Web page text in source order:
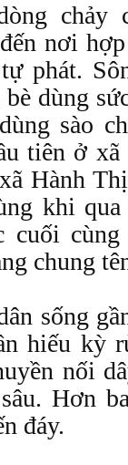
chảy
nơi
phát.
bè dùng
sào
tiên ở
Hành
khi
cuối
chung
sống
hiếu kỳ
nối
Hơn
đáy.